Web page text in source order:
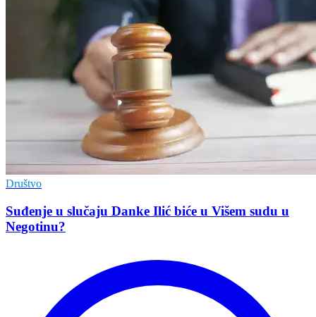
Društvo
Suđenje u slučaju Danke Ilić biće u Višem sudu u
Negotinu?